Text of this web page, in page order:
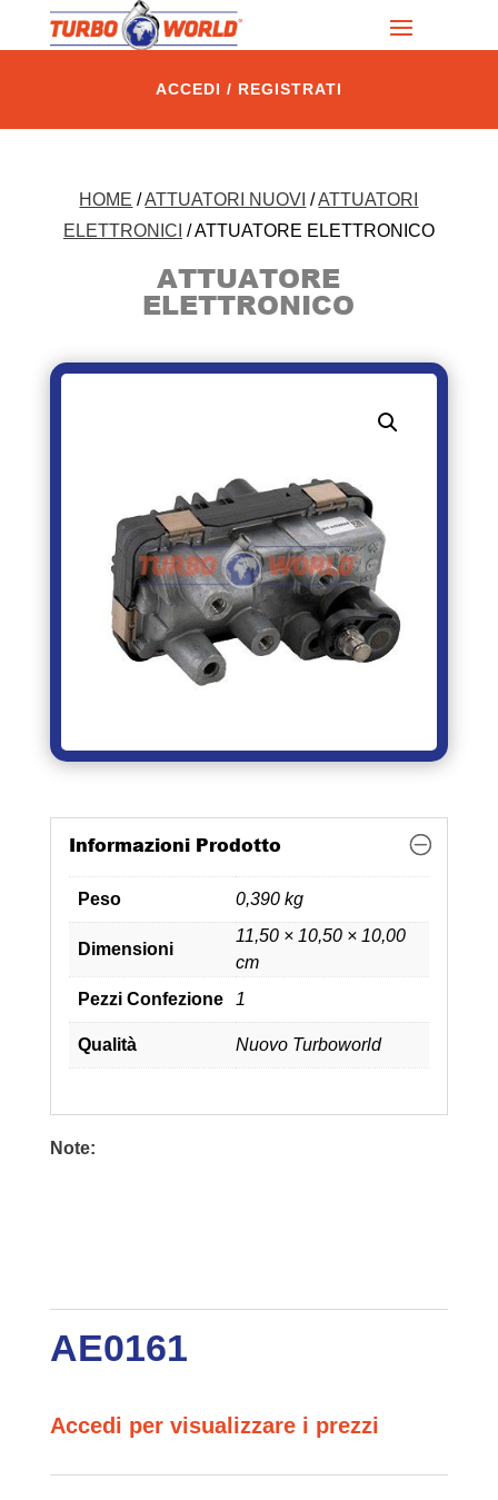
ACCEDI / REGISTRATI
HOME /ATTUATORI NUOVI /ATTUATORI
ELETTRONICI / ATTUATORE ELETTRONICO
ATTUATORE
ELETTRONICO
Informazioni Prodotto
Peso 0,390 kg
Dimensioni
11,50 × 10,50 × 10,00
cm
Pezzi Confezione
1
Qualità Nuovo Turboworld
Note:
AE0161
Accedi per visualizzare i prezzi